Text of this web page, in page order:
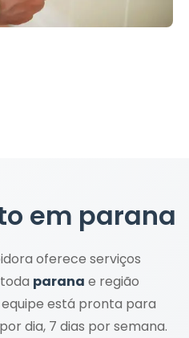
em parana
oferece serviços
parana e região
está pronta para
dia, 7 dias por semana.